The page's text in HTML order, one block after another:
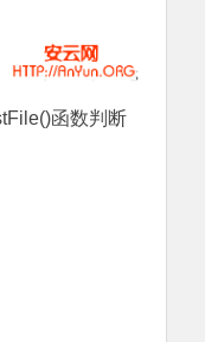
函数判断